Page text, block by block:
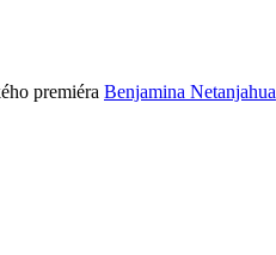
premiéra Benjamina Netanjahua